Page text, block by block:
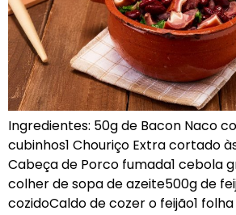
Ingredientes: 50g de Bacon Naco
cubinhos1 Chouriço Extra cortado
Cabeça de Porco fumada1 cebola
colher de sopa de azeite500g de
cozidoCaldo de cozer o feijão1